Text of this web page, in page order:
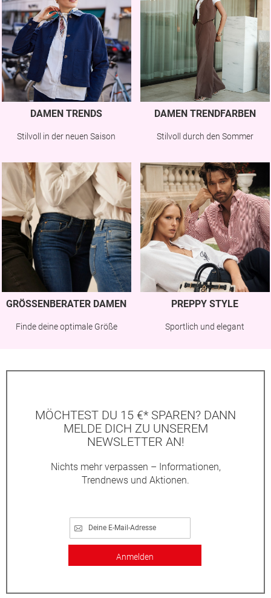
DAMEN TRENDS
Stilvoll in der neuen Saison
DAMEN TRENDFARBEN
Stilvoll durch den Sommer
GRÖSSENBERATER DAMEN
Finde deine optimale Größe
PREPPY STYLE
Sportlich und elegant
MÖCHTEST DU 15 €* SPAREN? DANN
MELDE DICH ZU UNSEREM
NEWSLETTER AN!
Nichts mehr verpassen – Informationen,
Trendnews und Aktionen.
Anmelden